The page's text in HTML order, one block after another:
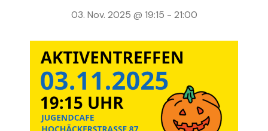
03. Nov. 2025 @ 19:15 - 21:00